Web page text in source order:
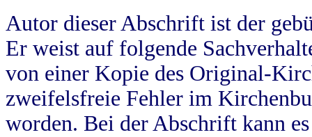
Autor dieser Abschrift ist der
Er weist auf folgende
von einer Kopie des Original-
zweifelsfreie Fehler im
worden. Bei der Abschrift kann